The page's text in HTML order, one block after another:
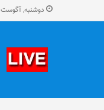
دوشنبه, آگوست 3 2026